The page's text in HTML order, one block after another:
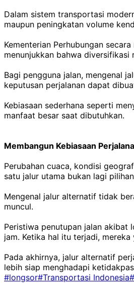
Dalam sistem transportasi
maupun peningkatan volume
Kementerian Perhubungan
menunjukkan bahwa
Bagi pengguna jalan, mengenal
keputusan perjalanan dapat
Kebiasaan sederhana seperti
manfaat besar saat dibutuhkan.
Membangun Kebiasaan
Perubahan cuaca, kondisi
satu jalur utama bukan lagi
Mengenal jalur alternatif tidak
muncul.
Peristiwa penutupan jalan akibat
jam. Ketika hal itu terjadi,
Pada akhirnya, jalur alternatif
lebih siap menghadapi
#longsor#Transportasi Indonesia